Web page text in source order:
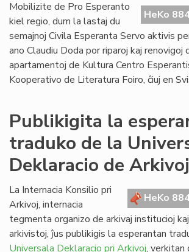
HeKo
Mobilizite de Pro Esperanto
kiel regio, dum la lastaj du
semajnoj Civila Esperanta Servo aktivis
ano Claudiu Doda por riparoj kaj renovigoj
apartamentoj de Kultura Centro
Kooperativo de Literatura Foiro, ĉiuj en
Publikigita la
traduko de la
Deklaracio de Arkivoj
HeKo
La Internacia Konsilio pri
Arkivoj, internacia
tegmenta organizo de arkivaj institucioj
arkivistoj, ĵus publikigis la esperantan
Universala Deklaracio pri Arkivoj, verkitan